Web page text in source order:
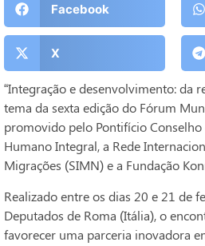
Facebook
X
“Integração e desenvolvimento: da
tema da sexta edição do Fórum
promovido pelo Pontifício
Humano Integral, a Rede
Migrações (SIMN) e a Fundação
Realizado entre os dias 20 e 21 de
Deputados de Roma (Itália), o
favorecer uma parceria inovadora